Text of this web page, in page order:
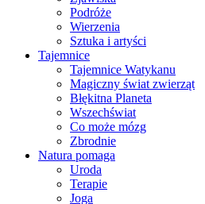
Podróże
Wierzenia
Sztuka i artyści
Tajemnice
Tajemnice Watykanu
Magiczny świat zwierząt
Błękitna Planeta
Wszechświat
Co może mózg
Zbrodnie
Natura pomaga
Uroda
Terapie
Joga